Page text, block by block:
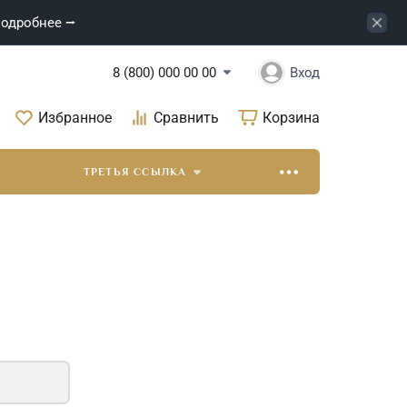
⭢
8 (800) 000 00 00 Вход
Избранное Сравнить Корзина
ТРЕТЬЯ ССЫЛКА